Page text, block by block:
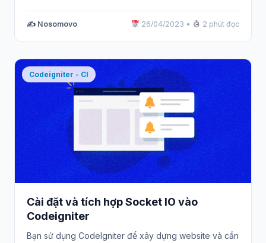
✍️ Nosomovo 26/04/2023 • 2 phút đọc
Codeigniter - CI
Cài đặt và tích hợp Socket IO vào
Codeigniter
Bạn sử dụng CodeIgniter để xây dựng website và cần